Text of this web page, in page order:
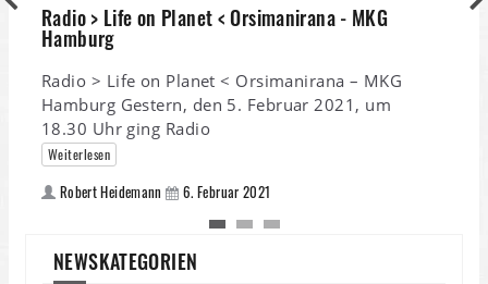
Radio > Life on Planet < Orsimanirana - MKG
Hamburg
Radio > Life on Planet < Orsimanirana – MKG
Hamburg Gestern, den 5. Februar 2021, um
18.30 Uhr ging Radio
Weiterlesen
Robert Heidemann 6. Februar 2021
NEWSKATEGORIEN